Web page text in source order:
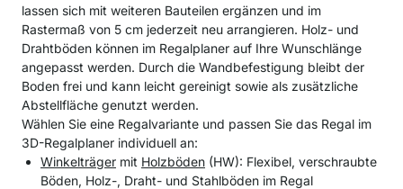
lassen sich mit weiteren Bauteilen ergänzen und im
Rastermaß von 5 cm jederzeit neu arrangieren. Holz- und
Drahtböden können im Regalplaner auf Ihre Wunschlänge
angepasst werden. Durch die Wandbefestigung bleibt der
Boden frei und kann leicht gereinigt sowie als zusätzliche
Abstellfläche genutzt werden.
Wählen Sie eine Regalvariante und passen Sie das Regal im
3D-Regalplaner individuell an:
Winkelträger mit Holzböden (HW): Flexibel, verschraubte
Böden, Holz-, Draht- und Stahlböden im Regal